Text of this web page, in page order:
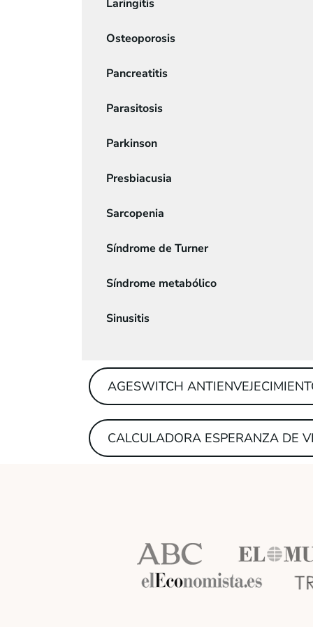
Laringitis
Osteoporosis
Pancreatitis
Parasitosis
Parkinson
Presbiacusia
Sarcopenia
Síndrome de Turner
Síndrome metabólico
Sinusitis
AGESWITCH
CALCULADORA ESPERANZA DE